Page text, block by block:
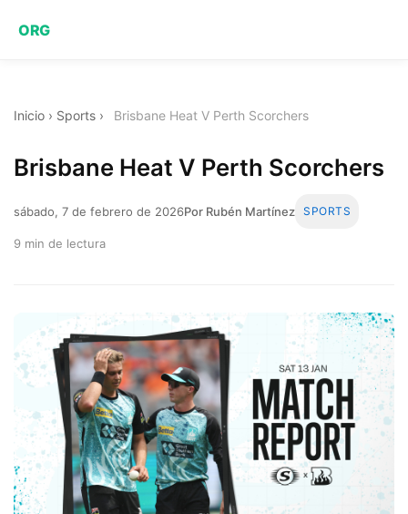
ORG
Inicio › Sports › Brisbane Heat V Perth Scorchers
Brisbane Heat V Perth Scorchers
sábado, 7 de febrero de 2026Por Rubén Martínez SPORTS
9 min de lectura